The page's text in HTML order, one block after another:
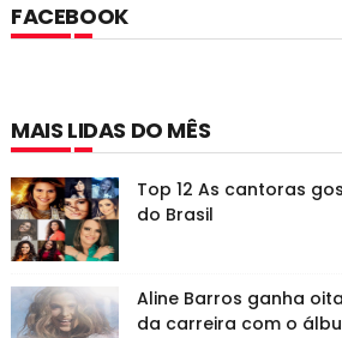
FACEBOOK
MAIS LIDAS DO MÊS
Top 12 As cantoras
do Brasil
Aline Barros ganha
da carreira com o